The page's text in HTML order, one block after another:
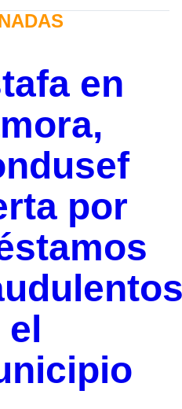
en
por